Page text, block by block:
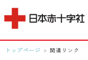
MENU
0596-28-2171
トップページ > 関連リンク